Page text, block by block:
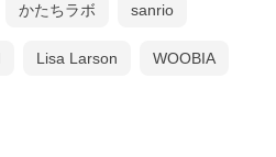
かたちラボ sanrio
Lisa Larson WOOBIA